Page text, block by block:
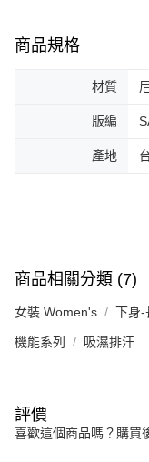
商品規格
材質
版編
產地
商品相關分類 (7)
女裝 Women's 下身-
機能系列 吸濕排汗
評價
喜歡這個商品嗎？購買